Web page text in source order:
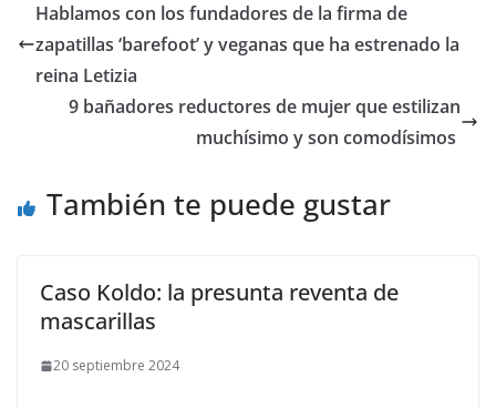
​Hablamos con los fundadores de la firma de
zapatillas ‘barefoot’ y veganas que ha estrenado la
reina Letizia
​9 bañadores reductores de mujer que estilizan
muchísimo y son comodísimos
También te puede gustar
Caso Koldo: la presunta reventa de
mascarillas
20 septiembre 2024